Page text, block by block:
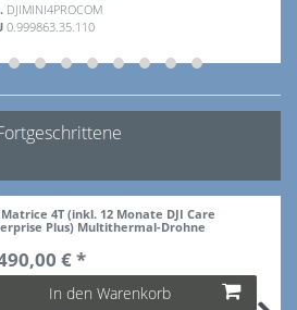
DJIMINI4PROCOM
0.999863.35.110
Matrice 4T (inkl. 12 Monate DJI Care
Plus) Multithermal-Drohne
€ *
In den Warenkorb